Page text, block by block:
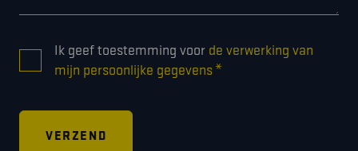
* Ik geef toestemming voor de verwerking van
mijn persoonlijke gegevens*